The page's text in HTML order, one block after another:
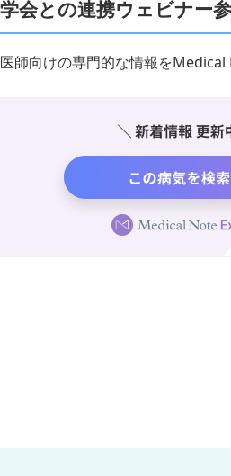
学会との連携ウェビナー
医師向けの専門的な情報を